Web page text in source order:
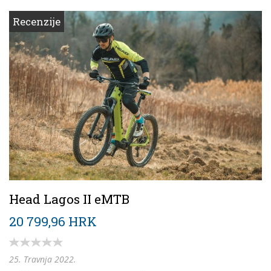
Recenzije
Head Lagos II eMTB
20 799,96 HRK
25. Travnja 2022.